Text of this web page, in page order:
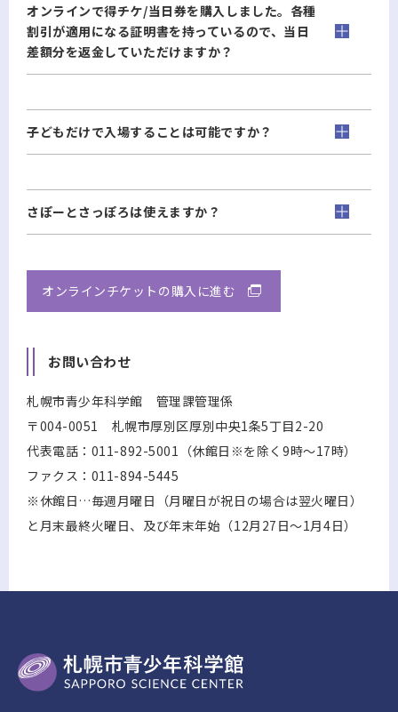
オンラインで得チケ/当日券を購入しました。各種
割引が適用になる証明書を持っているので、当日
差額分を返金していただけますか？
子どもだけで入場することは可能ですか？
さぽーとさっぽろは使えますか？
オンラインチケットの購入に進む
お問い合わせ
札幌市青少年科学館 管理課管理係
〒004-0051 札幌市厚別区厚別中央1条5丁目2-20
代表電話：011-892-5001（休館日※を除く9時～17時）
ファクス：011-894-5445
※休館日…毎週月曜日（月曜日が祝日の場合は翌火曜日）
と月末最終火曜日、及び年末年始（12月27日～1月4日）